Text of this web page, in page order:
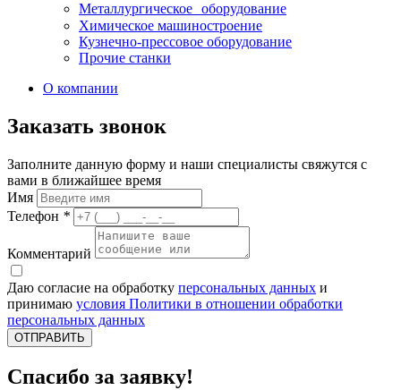
Металлургическое оборудование
Химическое машиностроение
Кузнечно-прессовое оборудование
Прочие станки
О компании
Заказать звонок
Заполните данную форму и наши специалисты свяжутся с
вами в ближайшее время
Имя
Телефон *
Комментарий
Даю согласие на обработку персональных данных и
принимаю условия Политики в отношении обработки
персональных данных
ОТПРАВИТЬ
Спасибо за заявку!